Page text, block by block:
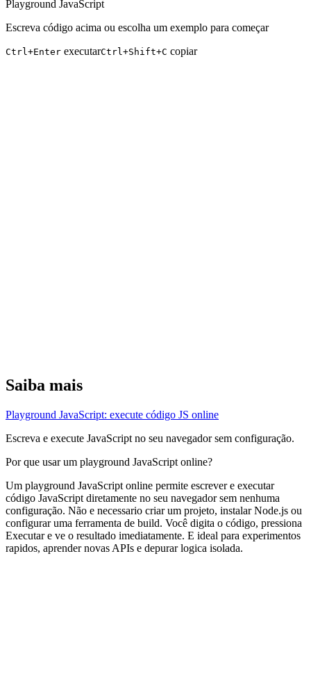
Playground JavaScript
Escreva código acima ou escolha um exemplo para começar
Ctrl+Enter executarCtrl+Shift+C copiar
Saiba mais
Playground JavaScript: execute código JS online
Escreva e execute JavaScript no seu navegador sem configuração.
Por que usar um playground JavaScript online?
Um playground JavaScript online permite escrever e executar
código JavaScript diretamente no seu navegador sem nenhuma
configuração. Não e necessario criar um projeto, instalar Node.js ou
configurar uma ferramenta de build. Você digita o código, pressiona
Executar e ve o resultado imediatamente. E ideal para experimentos
rapidos, aprender novas APIs e depurar logica isolada.